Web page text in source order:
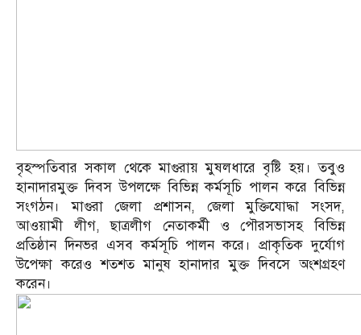
বৃহস্পতিবার সকাল থেকে মাগুরায় মুষলধারে বৃষ্টি হয়। তবুও
হানাদারমুক্ত দিবস উপলক্ষে বিভিন্ন কর্মসূচি পালন করে বিভিন্ন
সংগঠন। মাগুরা জেলা প্রশাসন, জেলা মুক্তিযোদ্ধা সংসদ,
আওয়ামী লীগ, ছাত্রলীগ নেতাকর্মী ও পৌরসভাসহ বিভিন্ন
প্রতিষ্ঠান দিনভর এসব কর্মসূচি পালন করে। প্রাকৃতিক দুর্যোগ
উপেক্ষা করেও শতশত মানুষ হানাদার মুক্ত দিবসে অংশগ্রহণ
করেন।